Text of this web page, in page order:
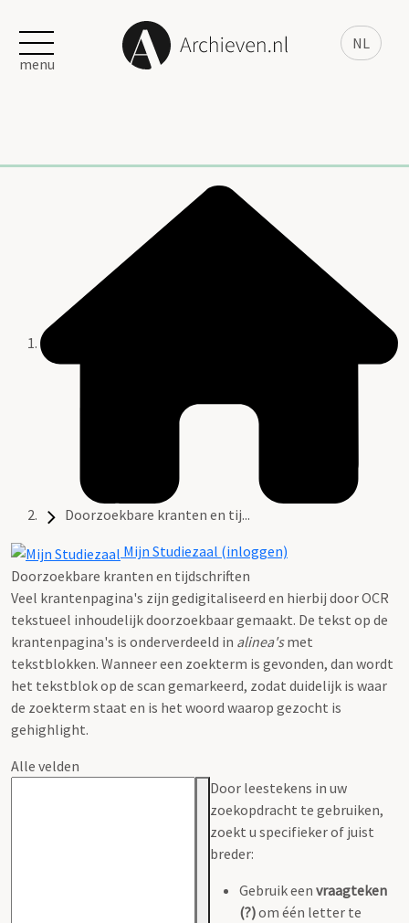
NL
menu
Doorzoekbare kranten en tij...
Mijn Studiezaal (inloggen)
Doorzoekbare kranten en tijdschriften
Veel krantenpagina's zijn gedigitaliseerd en hierbij door OCR
tekstueel inhoudelijk doorzoekbaar gemaakt. De tekst op de
krantenpagina's is onderverdeeld in alinea'smet
tekstblokken. Wanneer een zoekterm is gevonden, dan wordt
het tekstblok op de scan gemarkeerd, zodat duidelijk is waar
de zoekterm staat en is het woord waarop gezocht is
gehighlight.
Alle velden
Door leestekens in uw
zoekopdracht te gebruiken,
zoekt u specifieker of juist
breder:
Gebruik een vraagteken
(?)om één letter te